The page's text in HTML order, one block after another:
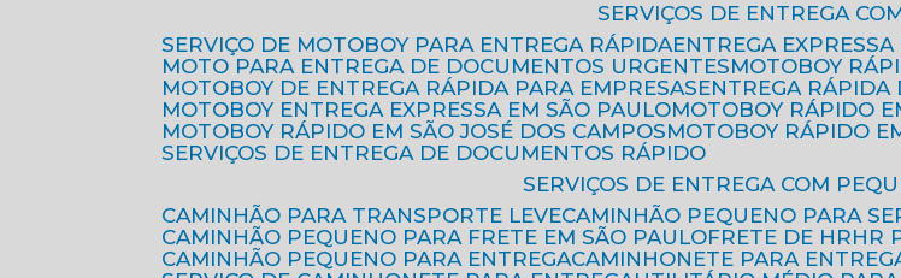
SERVIÇOS DE ENTREGA
SERVIÇO DE MOTOBOY PARA ENTREGA RÁPIDA
ENTREGA
MOTO PARA ENTREGA DE DOCUMENTOS URGENTES
MOTOBOY
MOTOBOY DE ENTREGA RÁPIDA PARA EMPRESAS
ENTREGA
MOTOBOY ENTREGA EXPRESSA EM SÃO PAULO
MOTOBOY RÁPIDO
MOTOBOY RÁPIDO EM SÃO JOSÉ DOS CAMPOS
MOTOBOY RÁPIDO
SERVIÇOS DE ENTREGA DE DOCUMENTOS RÁPIDO
SERVIÇOS DE ENTREGA COM
CAMINHÃO PARA TRANSPORTE LEVE
CAMINHÃO PEQUENO PARA
CAMINHÃO PEQUENO PARA FRETE EM SÃO PAULO
FRETE DE HR
CAMINHÃO PEQUENO PARA ENTREGA CAMINHONETE PARA